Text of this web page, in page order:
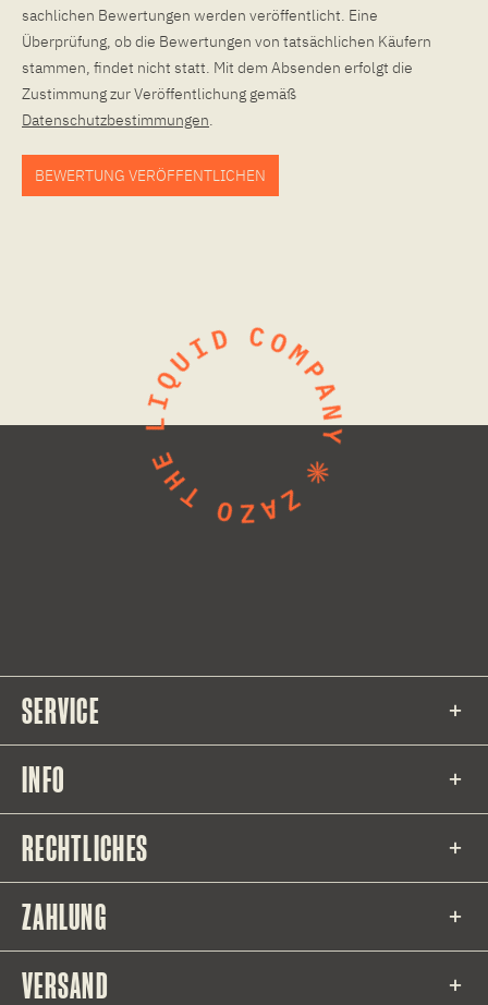
sachlichen Bewertungen werden veröffentlicht. Eine
Überprüfung, ob die Bewertungen von tatsächlichen Käufern
stammen, findet nicht statt. Mit dem Absenden erfolgt die
Zustimmung zur Veröffentlichung gemäß
Datenschutzbestimmungen.
BEWERTUNG VERÖFFENTLICHEN
SERVICE
INFO
RECHTLICHES
ZAHLUNG
VERSAND